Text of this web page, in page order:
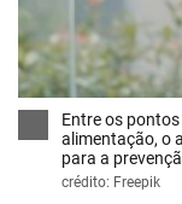
Entre os
alimentação, o
para a
crédito: Freepik